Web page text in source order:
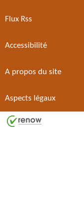
Flux Rss
Accessibilité
A propos du site
Aspects légaux